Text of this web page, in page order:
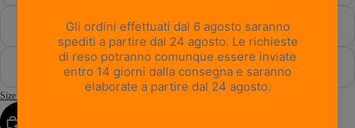
47½
48
Size Guide